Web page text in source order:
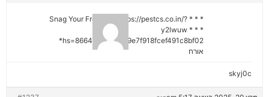
* * * Snag Your Free Gift: https://pestcs.co.in/?
y2lwuw * * *
hs=8664c520642b9e7f918fcef491c8bf02*
אורח
skyj0c